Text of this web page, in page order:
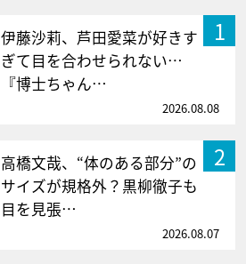
1
伊藤沙莉、芦田愛菜が好きす
ぎて目を合わせられない…
『博士ちゃん…
2026.08.08
2
高橋文哉、“体のある部分”の
サイズが規格外？黒柳徹子も
目を見張…
2026.08.07